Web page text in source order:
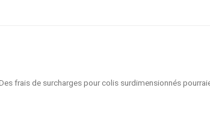
frais de surcharges pour colis surdimensionnés